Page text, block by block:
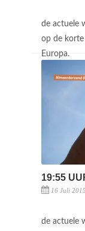
de actuele
op de korte
Europa.
19:55
16 Juli 2015
de actuele